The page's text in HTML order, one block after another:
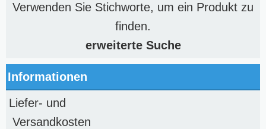
Verwenden Sie Stichworte, um ein Produkt zu
finden.
erweiterte Suche
Informationen
Liefer- und
Versandkosten